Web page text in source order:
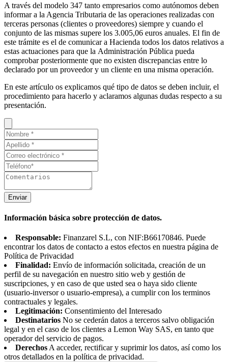
A través del modelo 347 tanto empresarios como autónomos deben
informar a la Agencia Tributaria de las operaciones realizadas con
terceras personas (clientes o proveedores) siempre y cuando el
conjunto de las mismas supere los 3.005,06 euros anuales. El fin de
este trámite es el de comunicar a Hacienda todos los datos relativos a
estas actuaciones para que la Administración Pública pueda
comprobar posteriormente que no existen discrepancias entre lo
declarado por un proveedor y un cliente en una misma operación.
En este artículo os explicamos qué tipo de datos se deben incluir, el
procedimiento para hacerlo y aclaramos algunas dudas respecto a su
presentación.
Enviar
Información básica sobre protección de datos.
Responsable: Finanzarel S.L, con NIF:B66170846. Puede
encontrar los datos de contacto a estos efectos en nuestra página de
Política de Privacidad
Finalidad: Envío de información solicitada, creación de un
perfil de su navegación en nuestro sitio web y gestión de
suscripciones, y en caso de que usted sea o haya sido cliente
(usuario-inversor o usuario-empresa), a cumplir con los terminos
contractuales y legales.
Legitimación: Consentimiento del Interesado
Destinatarios No se cederán datos a terceros salvo obligación
legal y en el caso de los clientes a Lemon Way SAS, en tanto que
operador del servicio de pagos.
Derechos A acceder, rectificar y suprimir los datos, así como los
otros detallados en la política de privacidad.